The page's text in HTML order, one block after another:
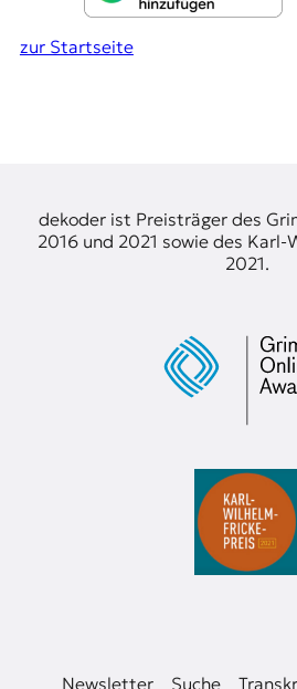
zur Startseite
dekoder ist Preisträger des
2016 und 2021 sowie des Karl-
2021.
Newsletter Suche